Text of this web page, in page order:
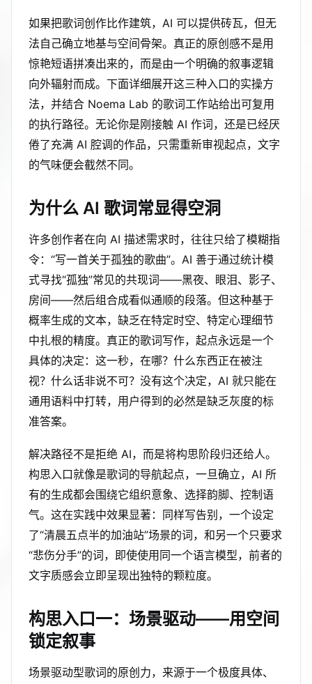
如果把歌词创作比作建筑，AI 可以提供砖瓦，但无
法自己确立地基与空间骨架。真正的原创感不是用
惊艳短语拼凑出来的，而是由一个明确的叙事逻辑
向外辐射而成。下面详细展开这三种入口的实操方
法，并结合 Noema Lab 的歌词工作站给出可复用
的执行路径。无论你是刚接触 AI 作词，还是已经厌
倦了充满 AI 腔调的作品，只需重新审视起点，文字
的气味便会截然不同。
为什么 AI 歌词常显得空洞
许多创作者在向 AI 描述需求时，往往只给了模糊指
令：“写一首关于孤独的歌曲”。AI 善于通过统计模
式寻找“孤独”常见的共现词——黑夜、眼泪、影子、
房间——然后组合成看似通顺的段落。但这种基于
概率生成的文本，缺乏在特定时空、特定心理细节
中扎根的精度。真正的歌词写作，起点永远是一个
具体的决定：这一秒，在哪？什么东西正在被注
视？什么话非说不可？没有这个决定，AI 就只能在
通用语料中打转，用户得到的必然是缺乏灰度的标
准答案。
解决路径不是拒绝 AI，而是将构思阶段归还给人。
构思入口就像是歌词的导航起点，一旦确立，AI 所
有的生成都会围绕它组织意象、选择韵脚、控制语
气。这在实践中效果显著：同样写告别，一个设定
了“清晨五点半的加油站”场景的词，和另一个只要求
“悲伤分手”的词，即使使用同一个语言模型，前者的
文字质感会立即呈现出独特的颗粒度。
构思入口一：场景驱动——用空间
锁定叙事
场景驱动型歌词的原创力，来源于一个极度具体、